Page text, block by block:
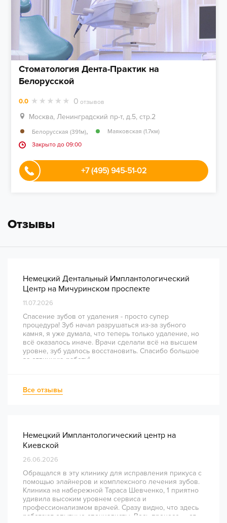
Стоматология Дента-Практик на
Белорусской
0.0 0 отзывов
Москва, Ленинградский пр-т, д.5, стр.2
Белорусская (391м),
Маяковская (1.7км)
Закрыто до 09:00
+7 (495) 945-51-02
Отзывы
Немецкий Дентальный Имплантологический
Центр на Мичуринском проспекте
11.07.2026
Спасение зубов от удаления - просто супер
процедура! Зуб начал разрушаться из-за зубного
камня, я уже думала, что теперь только удаление, но
всё оказалось иначе. Врачи сделали всё на высшем
уровне, зуб удалось восстановить. Спасибо большое
за отличную работу!
Все отзывы
Немецкий Имплантологический центр на
Киевской
26.06.2026
Обращался в эту клинику для исправления прикуса с
помощью элайнеров и комплексного лечения зубов.
Клиника на набережной Тараса Шевченко, 1 приятно
удивила высоким уровнем сервиса и
профессионализмом врачей. Сразу видно, что здесь
работают опытные специалисты. Весь процесс — от